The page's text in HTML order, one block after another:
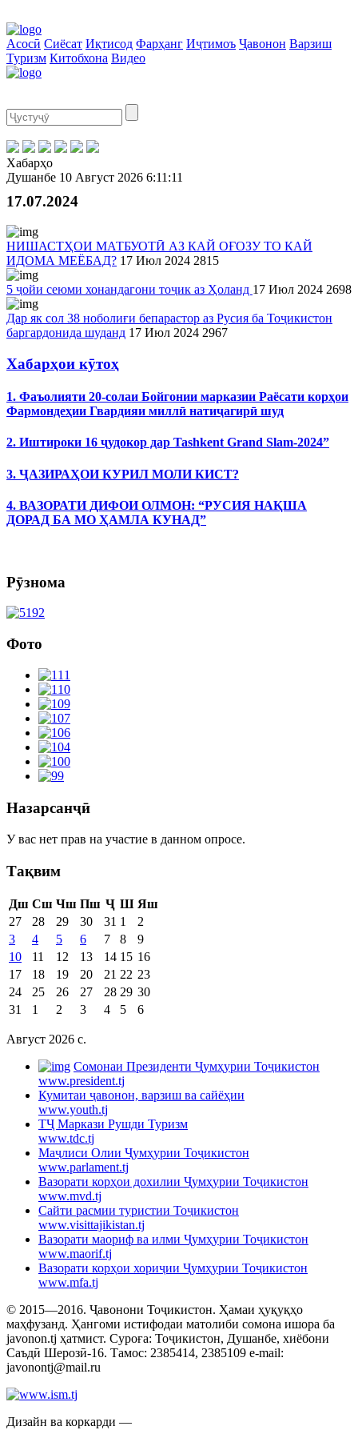
Асосӣ Сиёсат Иқтисод Фарҳанг Иҷтимоъ Ҷавонон Варзиш
Туризм Китобхона Видео
Хабарҳо
Душанбе 10 Август 2026 6:11:11
17.07.2024
НИШАСТҲОИ МАТБУОТӢ АЗ КАЙ ОҒОЗУ ТО КАЙ
ИДОМА МЕЁБАД? 17 Июл 2024 2815
5 ҷойи сеюми хонандагони тоҷик аз Ҳоланд 17 Июл 2024 2698
Дар як сол 38 ноболиғи бепарастор аз Русия ба Тоҷикистон
баргардонида шуданд 17 Июл 2024 2967
Хабарҳои кӯтоҳ
1. Фаъолияти 20-солаи Бойгонии марказии Раёсати корҳои
Фармондеҳии Гвардияи миллӣ натиҷагирӣ шуд
2. Иштироки 16 ҷудокор дар Tashkent Grand Slam-2024”
3. ҶАЗИРАҲОИ КУРИЛ МОЛИ КИСТ?
4. ВАЗОРАТИ ДИФОИ ОЛМОН: “РУСИЯ НАҚША
ДОРАД БА МО ҲАМЛА КУНАД”
Рӯзнома
Фото
Назарсанҷӣ
У вас нет прав на участие в данном опросе.
Тақвим
Дш Сш Чш Пш Ҷ Ш Яш
27
28 29 30 31 1
2
3
4 5 6 7 8
9
10
11 12 13 14 15 16
17
18 19 20 21 22 23
24
25 26 27 28 29 30
31
1 2 3 4 5 6
Август 2026 c.
Cомонаи Президенти Ҷумҳурии Тоҷикистон
www.president.tj
Кумитаи ҷавонон, варзиш ва сайёҳии
www.youth.tj
ТҶ Маркази Рушди Туризм
www.tdc.tj
Маҷлиси Олии Ҷумҳурии Тоҷикистон
www.parlament.tj
Вазорати корҳои дохилии Ҷумҳурии Тоҷикистон
www.mvd.tj
Сайти расмии туристии Тоҷикистон
www.visittajikistan.tj
Вазорати маориф ва илми Ҷумҳурии Тоҷикистон
www.maorif.tj
Вазорати корҳои хориҷии Ҷумҳурии Тоҷикистон
www.mfa.tj
© 2015—2016. Ҷавонони Тоҷикистон. Ҳамаи ҳуқуқҳо
маҳфузанд. Ҳангоми истифодаи матолиби сомона ишора ба
javonon.tj ҳатмист. Суроға: Тоҷикистон, Душанбе, хиёбони
Саъдӣ Шерозӣ-16. Тамос: 2385414, 2385109 e-mail:
javonontj@mail.ru
Дизайн ва коркарди —